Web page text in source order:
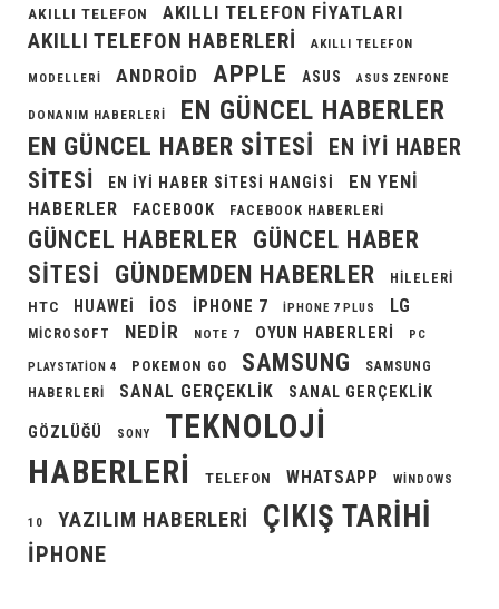
AKILLI TELEFON AKILLI TELEFON FIYATLARI
AKILLI TELEFON HABERLERI AKILLI TELEFON
MODELLERI ANDROID APPLE ASUS ASUS ZENFONE
DONANIM HABERLERI EN GÜNCEL HABERLER
EN GÜNCEL HABER SITESI
EN IYI HABER
SITESI
EN IYI HABER SITESI HANGISI
EN YENI
HABERLER
FACEBOOK FACEBOOK HABERLERI
GÜNCEL HABERLER GÜNCEL HABER
SITESI
GÜNDEMDEN HABERLER
HILELERI
HTC
HUAWEI IOS IPHONE 7 IPHONE 7 PLUS LG
MICROSOFT NEDIR NOTE 7 OYUN HABERLERI PC
PLAYSTATION 4 POKEMON GO SAMSUNG
SAMSUNG
HABERLERI
SANAL GERÇEKLIK SANAL GERÇEKLIK
GÖZLÜĞÜ SONY
TEKNOLOJI
HABERLERI
TELEFON WHATSAPP WINDOWS
10 YAZILIM HABERLERI ÇIKIŞ TARIHI
İPHONE